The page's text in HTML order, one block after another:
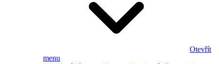
Otevřít
menu